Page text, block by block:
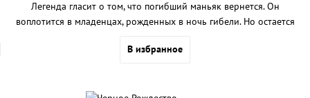
Легенда гласит о том, что погибший маньяк вернется. Он
воплотится в младенцах, рожденных в ночь гибели. Но остается
фильм «Забери мою душу»…
В избранное